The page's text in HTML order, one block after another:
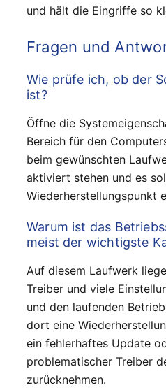
und hält die Eingriffe so
Fragen und
Wie prüfe ich, ob der
ist?
Öffne die
Bereich für den
beim gewünschten
aktiviert stehen und es
Wiederherstellungspunkt
Warum ist das
meist der wichtigste
Auf diesem Laufwerk
Treiber und viele
und den laufenden
dort eine
ein fehlerhaftes Update
problematischer Treiber
zurücknehmen.